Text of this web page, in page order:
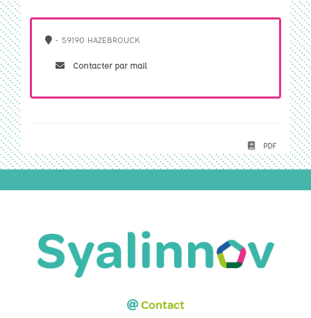
- 59190 HAZEBROUCK
Contacter par mail
PDF
Contact